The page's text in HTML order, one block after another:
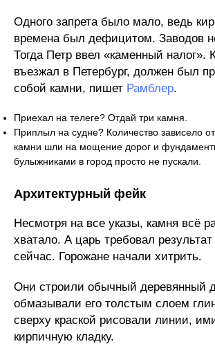
Одного запрета было мало, ведь
времена был дефицитом. Заводов
Тогда Петр ввел «каменный налог».
въезжал в Петербург, должен был
собой камни, пишет Рамблер.
Приехал на телеге? Отдай три камня.
Приплыл на судне? Количество зависело
камни шли на мощение дорог и
булыжниками в город просто не пускали.
Архитектурный фейк
Несмотря на все указы, камня всё
хватало. А царь требовал
сейчас. Горожане начали хитрить.
Они строили обычный деревянный
обмазывали его толстым слоем
сверху краской рисовали линии,
кирпичную кладку.